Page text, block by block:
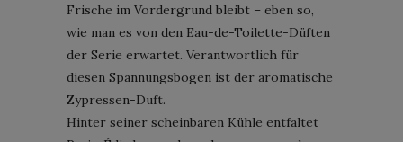
Frische im Vordergrund bleibt – eben so,
wie man es von den Eau-de-Toilette-Düften
der Serie erwartet. Verantwortlich für
diesen Spannungsbogen ist der aromatische
Zypressen-Duft.
Hinter seiner scheinbaren Kühle entfaltet